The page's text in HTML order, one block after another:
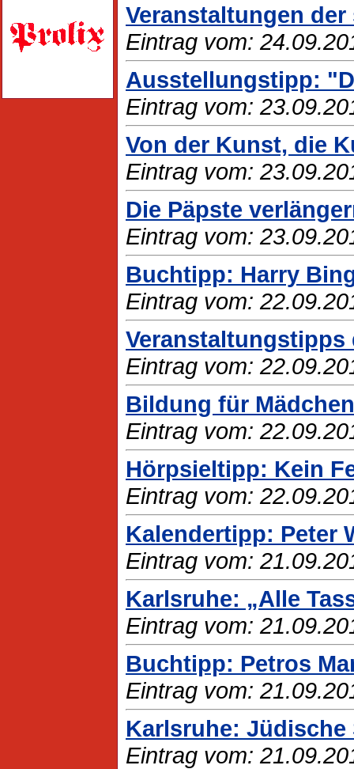
Veranstaltungen
Eintrag vom:
Ausstellungstipp:
Eintrag vom:
Von der Kunst, die
Eintrag vom:
Die Päpste
Eintrag vom:
Buchtipp: Harry
Eintrag vom:
Veranstaltungstipps
Eintrag vom:
Bildung für Mädchen
Eintrag vom:
Hörpsieltipp: Kein
Eintrag vom:
Kalendertipp: Peter
Eintrag vom:
Karlsruhe: „Alle
Eintrag vom:
Buchtipp: Petros
Eintrag vom:
Karlsruhe:
Eintrag vom: